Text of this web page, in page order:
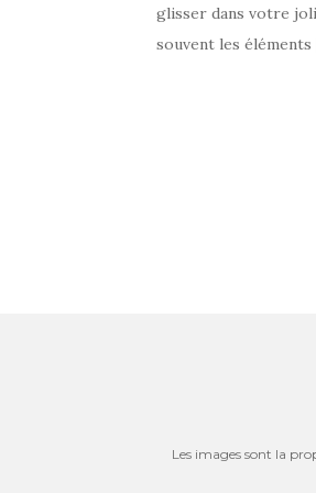
glisser dans votre joli
souvent les
Les images sont la